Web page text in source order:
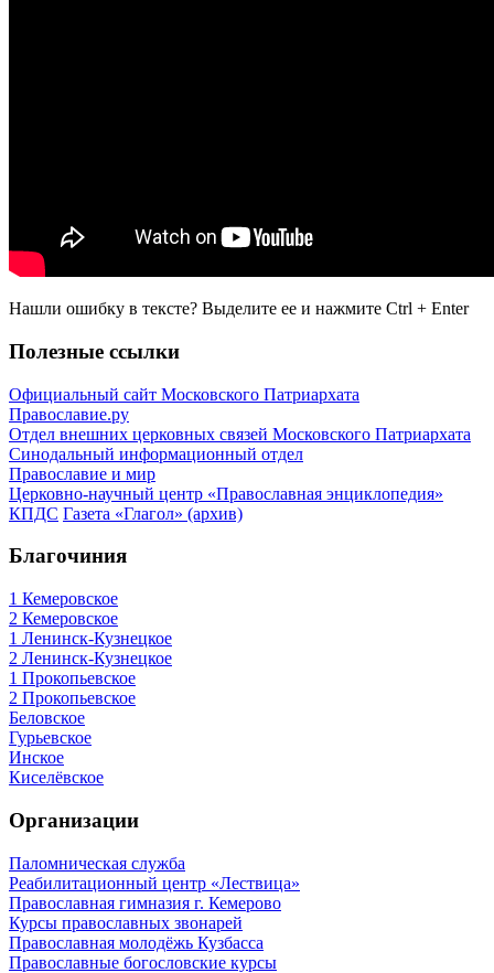
Нашли ошибку в тексте? Выделите ее и нажмите Ctrl + Enter
Полезные ссылки
Официальный сайт Московского Патриархата
Православие.ру
Отдел внешних церковных связей Московского Патриархата
Синодальный информационный отдел
Православие и мир
Церковно-научный центр «Православная энциклопедия»
КПДС Газета «Глагол» (архив)
Благочиния
1 Кемеровское
2 Кемеровское
1 Ленинск-Кузнецкое
2 Ленинск-Кузнецкое
1 Прокопьевское
2 Прокопьевское
Беловское
Гурьевское
Инское
Киселёвское
Организации
Паломническая служба
Реабилитационный центр «Лествица»
Православная гимназия г. Кемерово
Курсы православных звонарей
Православная молодёжь Кузбасса
Православные богословские курсы